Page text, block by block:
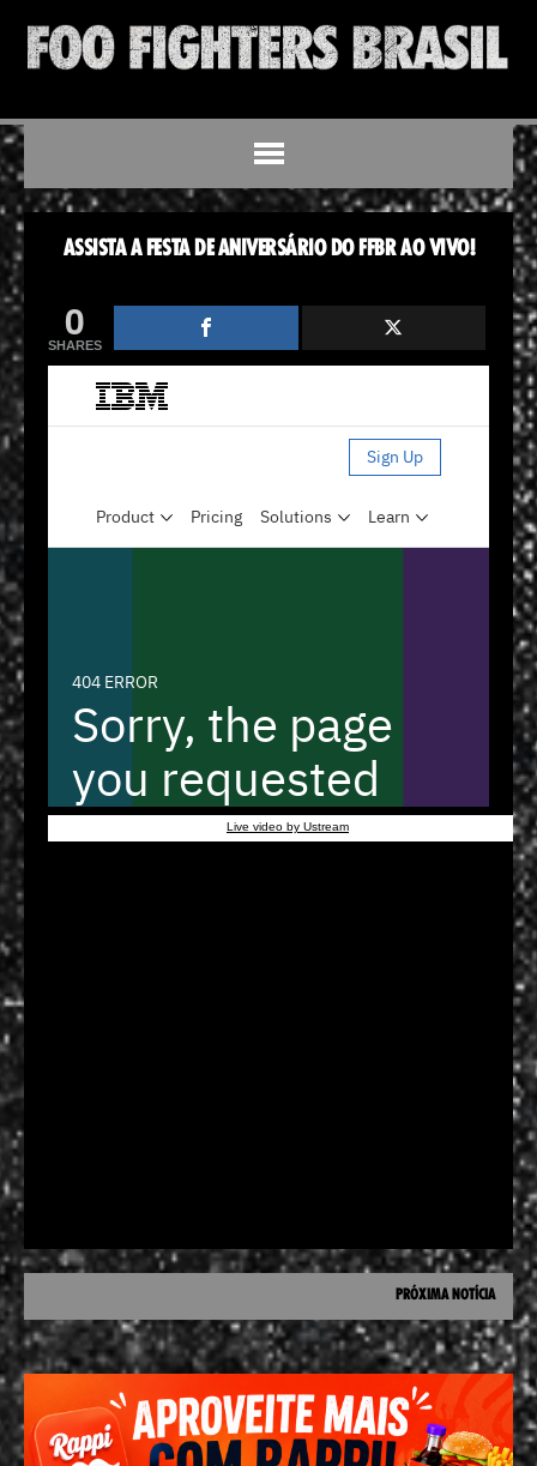
ASSISTA A FESTA DE ANIVERSÁRIO DO FFBR AO VIVO!
0
SHARES
Live video by Ustream
PRÓXIMA NOTÍCIA